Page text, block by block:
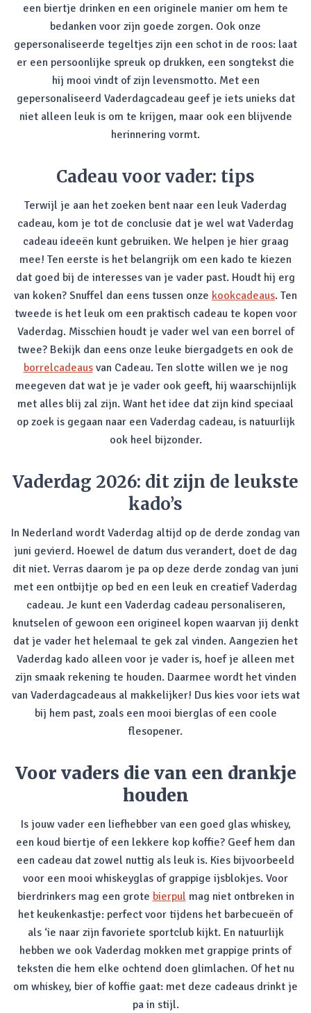
een biertje drinken en een originele manier om hem te
bedanken voor zijn goede zorgen. Ook onze
gepersonaliseerde tegeltjes zijn een schot in de roos: laat
er een persoonlijke spreuk op drukken, een songtekst die
hij mooi vindt of zijn levensmotto. Met een
gepersonaliseerd Vaderdagcadeau geef je iets unieks dat
niet alleen leuk is om te krijgen, maar ook een blijvende
herinnering vormt.
Cadeau voor vader: tips
Terwijl je aan het zoeken bent naar een leuk Vaderdag
cadeau, kom je tot de conclusie dat je wel wat Vaderdag
cadeau ideeën kunt gebruiken. We helpen je hier graag
mee! Ten eerste is het belangrijk om een kado te kiezen
dat goed bij de interesses van je vader past. Houdt hij erg
van koken? Snuffel dan eens tussen onze kookcadeaus. Ten
tweede is het leuk om een praktisch cadeau te kopen voor
Vaderdag. Misschien houdt je vader wel van een borrel of
twee? Bekijk dan eens onze leuke biergadgets en ook de
borrelcadeausvan Cadeau. Ten slotte willen we je nog
meegeven dat wat je je vader ook geeft, hij waarschijnlijk
met alles blij zal zijn. Want het idee dat zijn kind speciaal
op zoek is gegaan naar een Vaderdag cadeau, is natuurlijk
ook heel bijzonder.
Vaderdag 2026: dit zijn de leukste
kado’s
In Nederland wordt Vaderdag altijd op de derde zondag van
juni gevierd. Hoewel de datum dus verandert, doet de dag
dit niet. Verras daarom je pa op deze derde zondag van juni
met een ontbijtje op bed en een leuk en creatief Vaderdag
cadeau. Je kunt een Vaderdag cadeau personaliseren,
knutselen of gewoon een origineel kopen waarvan jij denkt
dat je vader het helemaal te gek zal vinden. Aangezien het
Vaderdag kado alleen voor je vader is, hoef je alleen met
zijn smaak rekening te houden. Daarmee wordt het vinden
van Vaderdagcadeaus al makkelijker! Dus kies voor iets wat
bij hem past, zoals een mooi bierglas of een coole
flesopener.
Voor vaders die van een drankje
houden
Is jouw vader een liefhebber van een goed glas whiskey,
een koud biertje of een lekkere kop koffie? Geef hem dan
een cadeau dat zowel nuttig als leuk is. Kies bijvoorbeeld
voor een mooi whiskeyglas of grappige ijsblokjes. Voor
bierdrinkers mag een grote bierpul mag niet ontbreken in
het keukenkastje: perfect voor tijdens het barbecueën of
als ‘ie naar zijn favoriete sportclub kijkt. En natuurlijk
hebben we ook Vaderdag mokken met grappige prints of
teksten die hem elke ochtend doen glimlachen. Of het nu
om whiskey, bier of koffie gaat: met deze cadeaus drinkt je
pa in stijl.